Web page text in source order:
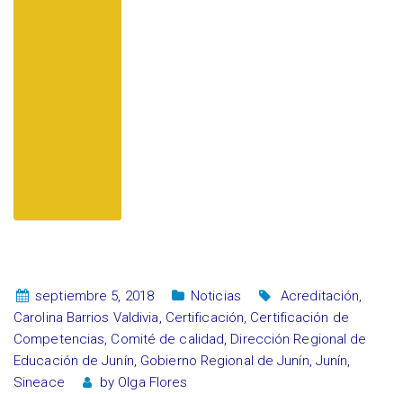
septiembre 5, 2018 Noticias Acreditación,
Carolina Barrios Valdivia, Certificación, Certificación de
Competencias, Comité de calidad, Dirección Regional de
Educación de Junín, Gobierno Regional de Junín, Junín,
Sineace
by Olga Flores